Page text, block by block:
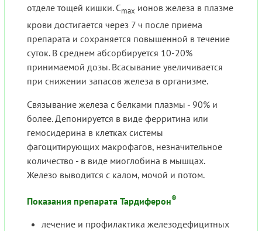
отделе тощей кишки. Cmax ионов железа в плазме
крови достигается через 7 ч после приема
препарата и сохраняется повышенной в течение
суток. В среднем абсорбируется 10-20%
принимаемой дозы. Всасывание увеличивается
при снижении запасов железа в организме.
Связывание железа с белками плазмы - 90% и
более. Депонируется в виде ферритина или
гемосидерина в клетках системы
фагоцитирующих макрофагов, незначительное
количество - в виде миоглобина в мышцах.
Железо выводится с калом, мочой и потом.
Показания препарата Тардиферон®
лечение и профилактика железодефицитных